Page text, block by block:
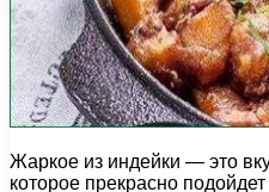
Жаркое из индейки — это
которое прекрасно